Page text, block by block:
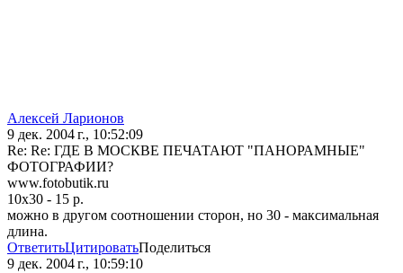
Алексей Ларионов
9 дек. 2004 г., 10:52:09
Re: Re: ГДЕ В МОСКВЕ ПЕЧАТАЮТ "ПАНОРАМНЫЕ"
ФОТОГРАФИИ?
www.fotobutik.ru
10x30 - 15 р.
можно в другом соотношении сторон, но 30 - максимальная
длина.
ОтветитьЦитироватьПоделиться
9 дек. 2004 г., 10:59:10